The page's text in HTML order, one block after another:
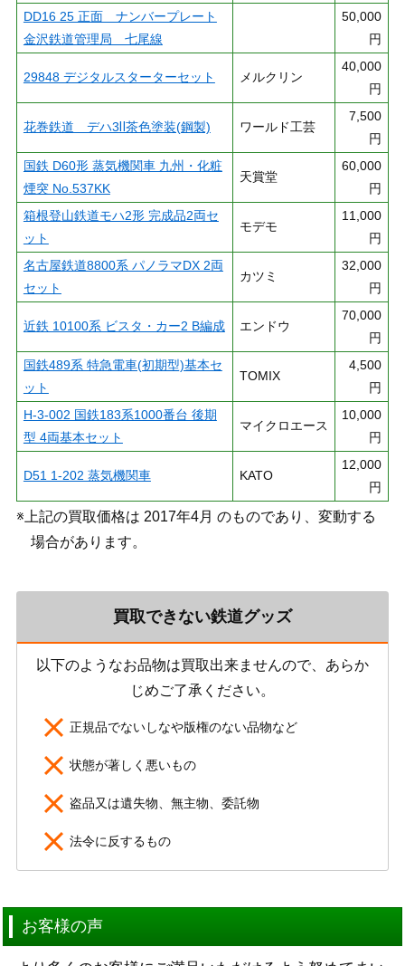
DD16 25 正面 ナンバープレート
金沢鉄道管理局 七尾線
50,000
円
29848 デジタルスターターセット メルクリン
40,000
円
花巻鉄道 デハ3Ⅱ茶色塗装(鋼製) ワールド工芸
7,500
円
国鉄 D60形 蒸気機関車 九州・化粧
煙突 No.537KK
天賞堂
60,000
円
箱根登山鉄道モハ2形 完成品2両セ
ット
モデモ
11,000
円
名古屋鉄道8800系 パノラマDX 2両
セット
カツミ
32,000
円
近鉄 10100系 ビスタ・カー2 B編成 エンドウ
70,000
円
国鉄489系 特急電車(初期型)基本セ
ット
TOMIX
4,500
円
H-3-002 国鉄183系1000番台 後期
型 4両基本セット
マイクロエース
10,000
円
D51 1-202 蒸気機関車 KATO
12,000
円
※上記の買取価格は 2017年4月 のものであり、変動する
場合があります。
買取できない鉄道グッズ
以下のようなお品物は買取出来ませんので、あらか
じめご了承ください。
正規品でないしなや版権のない品物など
状態が著しく悪いもの
盗品又は遺失物、無主物、委託物
法令に反するもの
お客様の声